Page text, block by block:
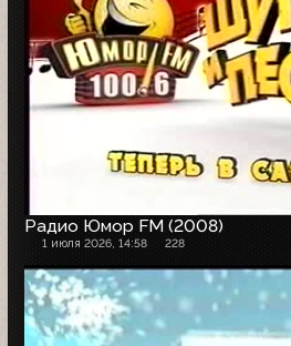
Радио Юмор FM (2008)
1 июля 2026, 14:58 228